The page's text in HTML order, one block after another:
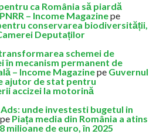
ca România să piardă
– Income Magazinepe
conservarea biodiversității,
Deputaților
schemei de
în mecanism permanent de
– Income Magazinepe Guvernul
ajutor de stat pentru
accizei la motorină
unde investesti bugetul in
pe Piața media din România a atins
milioane de euro, în 2025